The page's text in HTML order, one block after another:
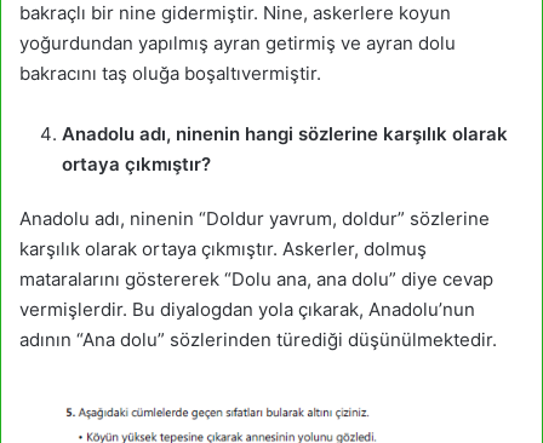
bakraçlı bir nine gidermiştir. Nine, askerlere koyun
yoğurdundan yapılmış ayran getirmiş ve ayran dolu
bakracını taş oluğa boşaltıvermiştir.
Anadolu adı, ninenin hangi sözlerine karşılık olarak
ortaya çıkmıştır?
Anadolu adı, ninenin “Doldur yavrum, doldur” sözlerine
karşılık olarak ortaya çıkmıştır. Askerler, dolmuş
mataralarını göstererek “Dolu ana, ana dolu” diye cevap
vermişlerdir. Bu diyalogdan yola çıkarak, Anadolu’nun
adının “Ana dolu” sözlerinden türediği düşünülmektedir.